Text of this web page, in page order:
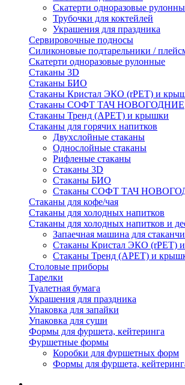
Скатерти одноразовые
Трубочки для коктейлей
Украшения для праздника
Сервировочные подносы
Силиконовые подтарельники /
Скатерти одноразовые рулонные
Стаканы 3D
Стаканы БИО
Стаканы Кристал ЭКО (rPET) и
Стаканы СОФТ ТАЧ НОВОГОДНИЕ
Стаканы Тренд (APET) и крышки
Стаканы для горячих напитков
Двухслойные стаканы
Однослойные стаканы
Рифленые стаканы
Стаканы 3D
Стаканы БИО
Стаканы СОФТ ТАЧ
Стаканы для кофе/чая
Стаканы для холодных напитков
Стаканы для холодных напитков и
Запаечная машина для
Стаканы Кристал ЭКО (rPET)
Стаканы Тренд (APET) и
Столовые приборы
Тарелки
Туалетная бумага
Украшения для праздника
Упаковка для запайки
Упаковка для суши
Формы для фуршета, кейтеринга
Фуршетные формы
Коробки для фуршетных форм
Формы для фуршета,